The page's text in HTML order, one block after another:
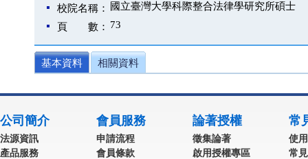
校院名稱：
國立臺灣大學科際整合法律學研究所碩士
頁 數： 73
基本資料 相關資料
公司簡介
法源資訊
產品服務
會員服務
申請流程
會員條款
論著授權
徵集論著
啟用授權專區
常
使
常